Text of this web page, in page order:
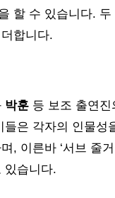
할 수 있습니다.
합니다.
박훈 등 보조 출연
들은 각자의 인물성
, 이른바 ‘서브 줄
있습니다.